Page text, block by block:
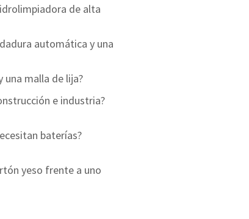
de alta
automática y una
una malla de lija?
e industria?
baterías?
yeso frente a uno